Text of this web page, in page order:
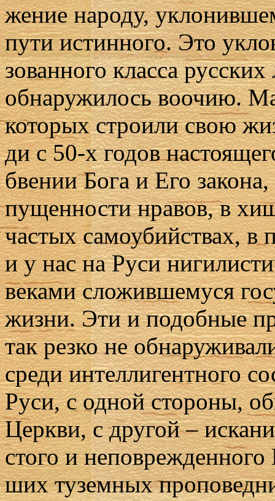
же­ние на­ро­ду,
пу­ти ис­тин­но­го. Это
зо­ван­но­го клас­са
об­на­ру­жи­лось во­очию.
ко­то­рых стро­и­ли свою
ди с 50‑х го­дов
бве­нии Бо­га и Его
пу­щен­но­сти нра­вов, в
ча­стых са­мо­убий­ствах, в
и у нас на Ру­си
ве­ка­ми сло­жив­ше­му­ся
жиз­ни. Эти и по­доб­ные
так рез­ко не
сре­ди ин­тел­ли­гент­но­го
Ру­си, с од­ной сто­ро­ны,
Церк­ви, с дру­гой –
сто­го и
ших ту­зем­ных